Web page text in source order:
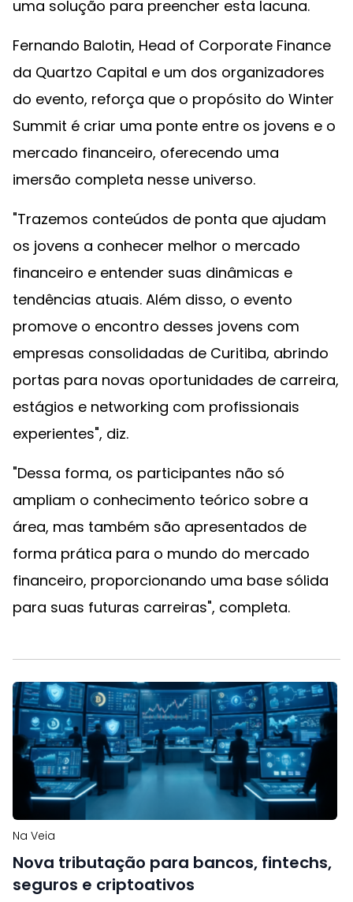
uma solução para preencher esta lacuna.
Fernando Balotin, Head of Corporate Finance
da Quartzo Capital e um dos organizadores
do evento, reforça que o propósito do Winter
Summit é criar uma ponte entre os jovens e o
mercado financeiro, oferecendo uma
imersão completa nesse universo.
"Trazemos conteúdos de ponta que ajudam
os jovens a conhecer melhor o mercado
financeiro e entender suas dinâmicas e
tendências atuais. Além disso, o evento
promove o encontro desses jovens com
empresas consolidadas de Curitiba, abrindo
portas para novas oportunidades de carreira,
estágios e networking com profissionais
experientes", diz.
"Dessa forma, os participantes não só
ampliam o conhecimento teórico sobre a
área, mas também são apresentados de
forma prática para o mundo do mercado
financeiro, proporcionando uma base sólida
para suas futuras carreiras", completa.
Na Veia
Nova tributação para bancos, fintechs,
seguros e criptoativos